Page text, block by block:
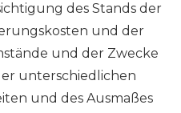
des Stands der
und der
und der Zwecke
unterschiedlichen
und des Ausmaßes